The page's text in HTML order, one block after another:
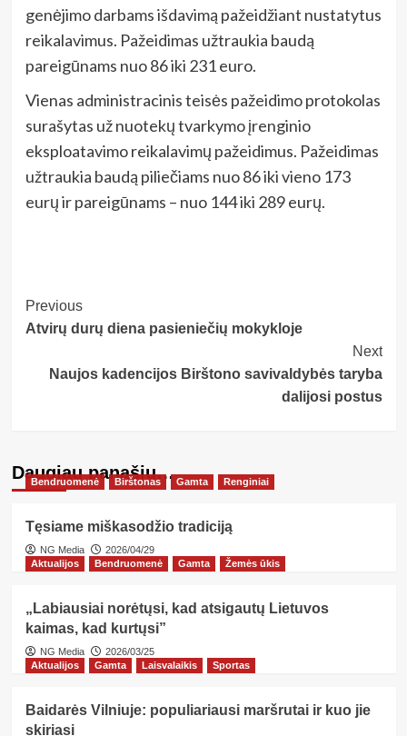
genėjimo darbams išdavimą pažeidžiant nustatytus
reikalavimus. Pažeidimas užtraukia baudą
pareigūnams nuo 86 iki 231 euro.
Vienas administracinis teisės pažeidimo protokolas
surašytas už nuotekų tvarkymo įrenginio
eksploatavimo reikalavimų pažeidimus. Pažeidimas
užtraukia baudą piliečiams nuo 86 iki vieno 173
eurų ir pareigūnams – nuo 144 iki 289 eurų.
Post
Navigation
Previous
Atvirų durų diena pasieniečių mokykloje
Next
Naujos kadencijos Birštono savivaldybės taryba
dalijosi postus
Daugiau panašių…
Bendruomenė Birštonas Gamta Renginiai
Tęsiame miškasodžio tradiciją
NG Media
2026/04/29
Aktualijos
Bendruomenė Gamta Žemės ūkis
„Labiausiai norėtųsi, kad atsigautų Lietuvos
kaimas, kad kurtųsi”
NG Media
2026/03/25
Aktualijos
Gamta Laisvalaikis Sportas
Baidarės Vilniuje: populiariausi maršrutai ir kuo jie
skiriasi